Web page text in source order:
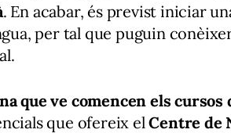
. En acabar, és previst iniciar
per tal que puguin
que ve comencen els
que ofereix elCentre de